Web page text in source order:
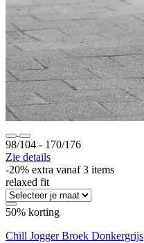
98/104 ‐ 170/176
Zie details
-20% extra vanaf 3 items
relaxed fit
50% korting
Chill Jogger Broek Donkergrijs